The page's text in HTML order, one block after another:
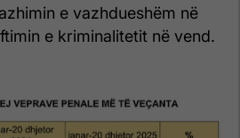
e vazhdueshëm në
e kriminalitetit në vend.